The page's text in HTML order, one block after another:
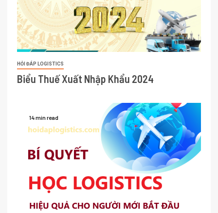
HỎI ĐÁP LOGISTICS
Biểu Thuế Xuất Nhập Khẩu 2024
14 min read